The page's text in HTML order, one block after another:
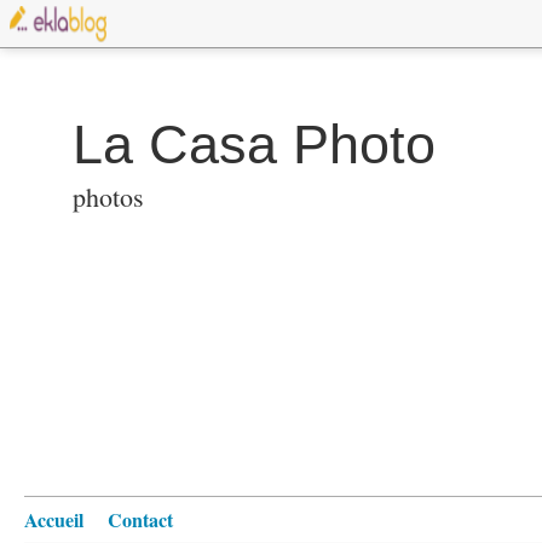
La Casa Photo
photos
Accueil Contact